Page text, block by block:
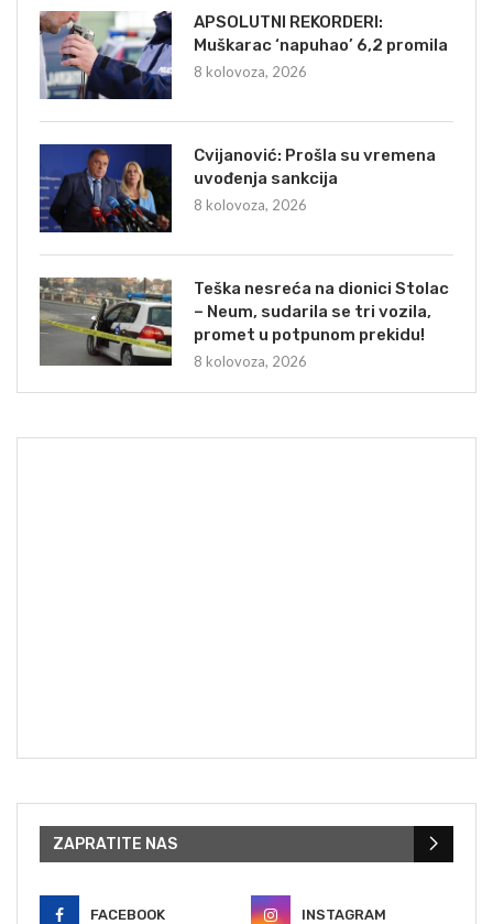
APSOLUTNI REKORDERI:
Muškarac ‘napuhao’ 6,2 promila
8 kolovoza, 2026
Cvijanović: Prošla su vremena
uvođenja sankcija
8 kolovoza, 2026
Teška nesreća na dionici Stolac
– Neum, sudarila se tri vozila,
promet u potpunom prekidu!
8 kolovoza, 2026
ZAPRATITE NAS
FACEBOOK INSTAGRAM